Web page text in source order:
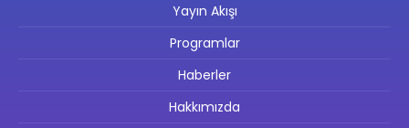
Yayın Akışı
Programlar
Haberler
Hakkımızda